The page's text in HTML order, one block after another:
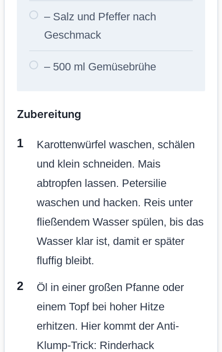
– Salz und Pfeffer nach
Geschmack
– 500 ml Gemüsebrühe
Zubereitung
Karottenwürfel waschen, schälen
und klein schneiden. Mais
abtropfen lassen. Petersilie
waschen und hacken. Reis unter
fließendem Wasser spülen, bis das
Wasser klar ist, damit er später
fluffig bleibt.
Öl in einer großen Pfanne oder
einem Topf bei hoher Hitze
erhitzen. Hier kommt der Anti-
Klump-Trick: Rinderhack